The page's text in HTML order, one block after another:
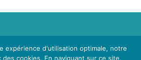
d'Energie Lot-et-Garonne. Voir
Politique de Confidentialité.
expérience d'utilisation optimale, notre
cookies. En naviguant sur ce site,